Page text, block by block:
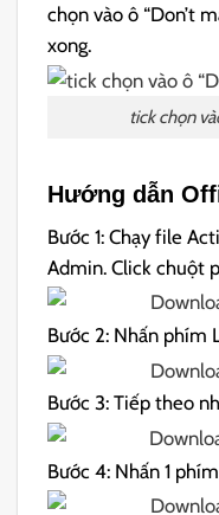
chọn vào ô “Don’t
xong.
tick chọn
Hướng dẫn
Bước 1: Chạy file
Admin. Click chuột
Bước 2: Nhấn phím
Bước 3: Tiếp theo
Bước 4: Nhấn 1